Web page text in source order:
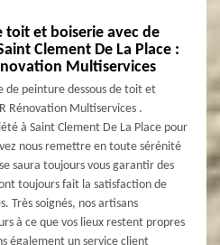
toit et boiserie avec de
Clement De La Place :
Multiservices
de peinture dessous de toit et
Rénovation Multiservices .
à Saint Clement De La Place pour
nous remettre en toute sérénité
saura toujours vous garantir des
toujours fait la satisfaction de
Très soignés, nos artisans
à ce que vos lieux restent propres
également un service client